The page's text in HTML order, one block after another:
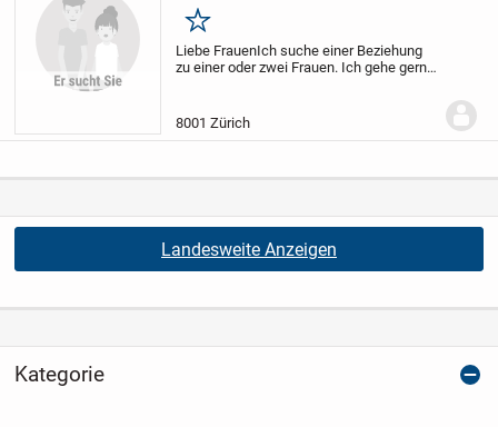
Merken
Liebe FrauenIch suche einer Beziehung
zu einer oder zwei Frauen. Ich gehe gerne
und nett. Ich liebe Mode, Reisen,...
8001 Zürich
Landesweite Anzeigen
Kategorie